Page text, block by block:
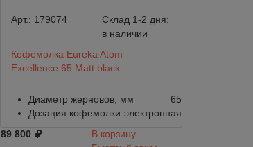
Арт.: 179074
Склад 1-2 дня:
в наличии
Кофемолка Eureka Atom
Excellence 65 Matt black
Диаметр жерновов, мм
65
Дозация кофемолки электронная
89 800
В корзину